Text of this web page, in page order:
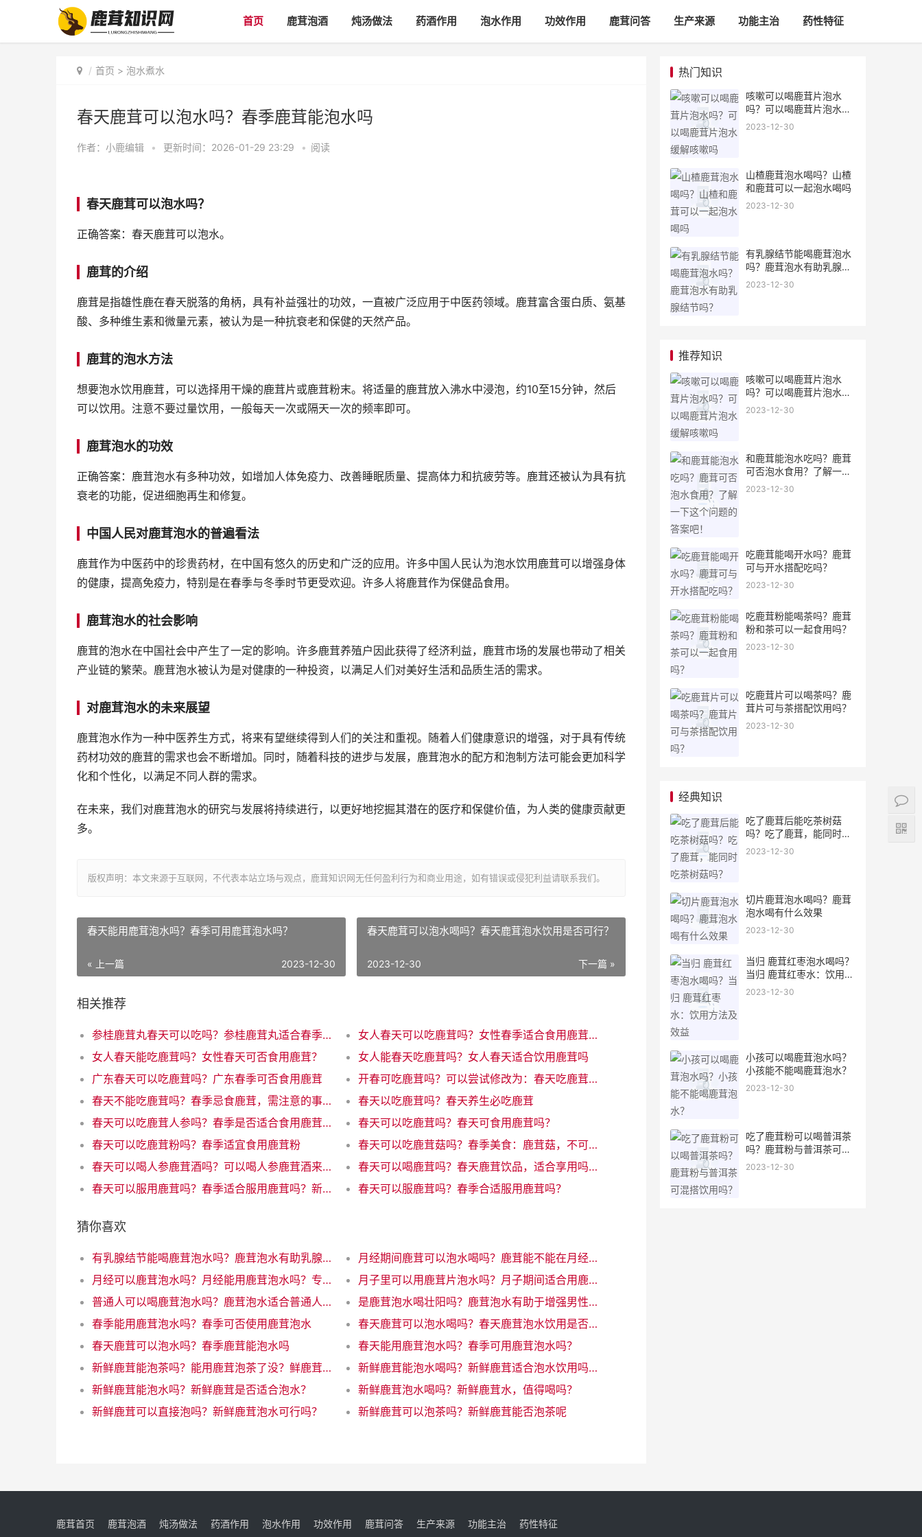
首页 鹿茸泡酒 炖汤做法 药酒作用 泡水作用 功效作用 鹿茸问答 生产来源 功能主治 药性特征
首页 > 泡水煮水
春天鹿茸可以泡水吗？春季鹿茸能泡水吗
作者： 小鹿编辑 • 更新时间：2026-01-29 23:29 • 阅读
春天鹿茸可以泡水吗？
正确答案：春天鹿茸可以泡水。
鹿茸的介绍
鹿茸是指雄性鹿在春天脱落的角柄，具有补益强壮的功效，一直被广泛应用于中医药领域。鹿茸富含蛋白质、氨基
酸、多种维生素和微量元素，被认为是一种抗衰老和保健的天然产品。
鹿茸的泡水方法
想要泡水饮用鹿茸，可以选择用干燥的鹿茸片或鹿茸粉末。将适量的鹿茸放入沸水中浸泡，约10至15分钟，然后
可以饮用。注意不要过量饮用，一般每天一次或隔天一次的频率即可。
鹿茸泡水的功效
正确答案：鹿茸泡水有多种功效，如增加人体免疫力、改善睡眠质量、提高体力和抗疲劳等。鹿茸还被认为具有抗
衰老的功能，促进细胞再生和修复。
中国人民对鹿茸泡水的普遍看法
鹿茸作为中医药中的珍贵药材，在中国有悠久的历史和广泛的应用。许多中国人民认为泡水饮用鹿茸可以增强身体
的健康，提高免疫力，特别是在春季与冬季时节更受欢迎。许多人将鹿茸作为保健品食用。
鹿茸泡水的社会影响
鹿茸的泡水在中国社会中产生了一定的影响。许多鹿茸养殖户因此获得了经济利益，鹿茸市场的发展也带动了相关
产业链的繁荣。鹿茸泡水被认为是对健康的一种投资，以满足人们对美好生活和品质生活的需求。
对鹿茸泡水的未来展望
鹿茸泡水作为一种中医养生方式，将来有望继续得到人们的关注和重视。随着人们健康意识的增强，对于具有传统
药材功效的鹿茸的需求也会不断增加。同时，随着科技的进步与发展，鹿茸泡水的配方和泡制方法可能会更加科学
化和个性化，以满足不同人群的需求。
在未来，我们对鹿茸泡水的研究与发展将持续进行，以更好地挖掘其潜在的医疗和保健价值，为人类的健康贡献更
多。
版权声明：本文来源于互联网，不代表本站立场与观点，鹿茸知识网无任何盈利行为和商业用途，如有错误或侵犯利益请联系我们。
春天能用鹿茸泡水吗？春季可用鹿茸泡水吗？
« 上一篇 2023-12-30
春天鹿茸可以泡水喝吗？春天鹿茸泡水饮用是否可行？
下一篇 »
2023-12-30
相关推荐
参桂鹿茸丸春天可以吃吗？参桂鹿茸丸适合春季食用吗
女人春天可以吃鹿茸吗？女性春季适合食用鹿茸吗
女人春天能吃鹿茸吗？女性春天可否食用鹿茸？
女人能春天吃鹿茸吗？女人春天适合饮用鹿茸吗
广东春天可以吃鹿茸吗？广东春季可否食用鹿茸
开春可吃鹿茸吗？可以尝试修改为：春天吃鹿茸好吗？解析食用鹿茸的益处
春天不能吃鹿茸吗？春季忌食鹿茸，需注意的事项
春天以吃鹿茸吗？春天养生必吃鹿茸
春天可以吃鹿茸人参吗？春季是否适合食用鹿茸人参
春天可以吃鹿茸吗？春天可食用鹿茸吗？
春天可以吃鹿茸粉吗？春季适宜食用鹿茸粉
春天可以吃鹿茸菇吗？春季美食：鹿茸菇，不可错过
春天可以喝人参鹿茸酒吗？可以喝人参鹿茸酒来增加春季活力吗
春天可以喝鹿茸吗？春天鹿茸饮品，适合享用吗？
春天可以服用鹿茸吗？春季适合服用鹿茸吗？新标题：春天适合服鹿茸吗？26字
春天可以服鹿茸吗？春季合适服用鹿茸吗？
猜你喜欢
有乳腺结节能喝鹿茸泡水吗？鹿茸泡水有助乳腺结节吗？
月经期间鹿茸可以泡水喝吗？鹿茸能不能在月经期喝水？
月经可以鹿茸泡水吗？月经能用鹿茸泡水吗？专家解答
月子里可以用鹿茸片泡水吗？月子期间适合用鹿茸片泡水吗？
普通人可以喝鹿茸泡水吗？鹿茸泡水适合普通人饮用吗
是鹿茸泡水喝壮阳吗？鹿茸泡水有助于增强男性阳气？
春季能用鹿茸泡水吗？春季可否使用鹿茸泡水
春天鹿茸可以泡水喝吗？春天鹿茸泡水饮用是否可行？
春天鹿茸可以泡水吗？春季鹿茸能泡水吗
春天能用鹿茸泡水吗？春季可用鹿茸泡水吗？
新鲜鹿茸能泡茶吗？能用鹿茸泡茶了没？鲜鹿茸真的适合泡茶吗？
新鲜鹿茸能泡水喝吗？新鲜鹿茸适合泡水饮用吗？
新鲜鹿茸能泡水吗？新鲜鹿茸是否适合泡水？
新鲜鹿茸泡水喝吗？新鲜鹿茸水，值得喝吗？
新鲜鹿茸可以直接泡吗？新鲜鹿茸泡水可行吗？
新鲜鹿茸可以泡茶吗？新鲜鹿茸能否泡茶呢
热门知识
咳嗽可以喝鹿茸片泡水
吗？可以喝鹿茸片泡水缓
解咳嗽吗
2023-12-30
山楂鹿茸泡水喝吗？山楂
和鹿茸可以一起泡水喝吗
2023-12-30
有乳腺结节能喝鹿茸泡水
吗？鹿茸泡水有助乳腺结
节吗？
2023-12-30
推荐知识
咳嗽可以喝鹿茸片泡水
吗？可以喝鹿茸片泡水缓
解咳嗽吗
2023-12-30
和鹿茸能泡水吃吗？鹿茸
可否泡水食用？了解一下
这个问题的答案吧！
2023-12-30
吃鹿茸能喝开水吗？鹿茸
可与开水搭配吃吗？
2023-12-30
吃鹿茸粉能喝茶吗？鹿茸
粉和茶可以一起食用吗？
2023-12-30
吃鹿茸片可以喝茶吗？鹿
茸片可与茶搭配饮用吗？
2023-12-30
经典知识
吃了鹿茸后能吃茶树菇
吗？吃了鹿茸，能同时吃
茶树菇吗？
2023-12-30
切片鹿茸泡水喝吗？鹿茸
泡水喝有什么效果
2023-12-30
当归 鹿茸红枣泡水喝吗？
当归 鹿茸红枣水：饮用方
法及效益
2023-12-30
小孩可以喝鹿茸泡水吗？
小孩能不能喝鹿茸泡水？
2023-12-30
吃了鹿茸粉可以喝普洱茶
吗？鹿茸粉与普洱茶可混
搭饮用吗？
2023-12-30
鹿茸首页 鹿茸泡酒 炖汤做法 药酒作用 泡水作用 功效作用 鹿茸问答 生产来源 功能主治 药性特征